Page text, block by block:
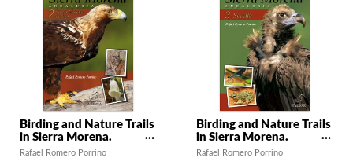
Birding and Nature Trails
in Sierra Morena.
Andalusia: 2. Sierra
Rafael Romero Porrino
Birding and Nature Trails
in Sierra Morena.
Andalusia: 3. Seville
Rafael Romero Porrino